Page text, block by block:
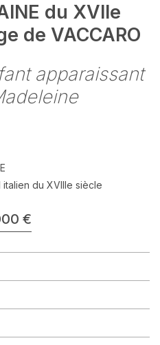
du XVIIe
de VACCARO
apparaissant
du XVIIIe siècle
€